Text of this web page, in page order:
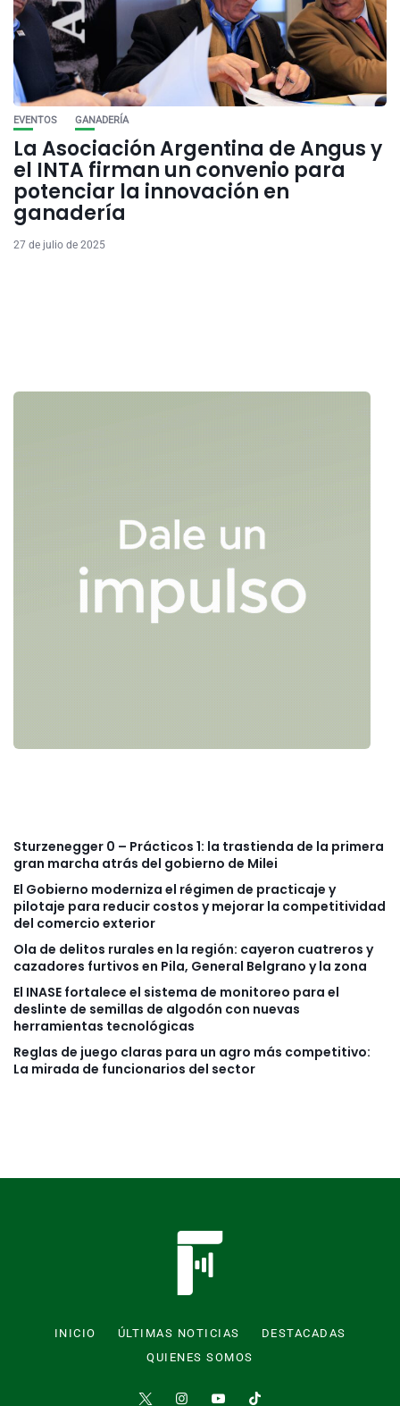
EVENTOS GANADERÍA
La Asociación Argentina de Angus y
el INTA firman un convenio para
potenciar la innovación en
ganadería
27 de julio de 2025
Sturzenegger 0 – Prácticos 1: la trastienda de la primera
gran marcha atrás del gobierno de Milei
El Gobierno moderniza el régimen de practicaje y
pilotaje para reducir costos y mejorar la competitividad
del comercio exterior
Ola de delitos rurales en la región: cayeron cuatreros y
cazadores furtivos en Pila, General Belgrano y la zona
El INASE fortalece el sistema de monitoreo para el
deslinte de semillas de algodón con nuevas
herramientas tecnológicas
Reglas de juego claras para un agro más competitivo:
La mirada de funcionarios del sector
INICIO ÚLTIMAS NOTICIAS
DESTACADAS
QUIENES SOMOS